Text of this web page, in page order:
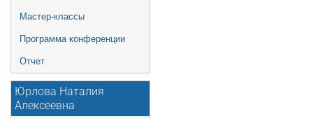
Мастер-классы
Программа конференции
Отчет
Юрлова Наталия
Алексеевна